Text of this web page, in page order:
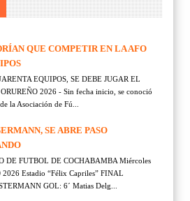
QUE COMPETIR EN LA AFO
EQUIPOS, SE DEBE JUGAR EL
2026 - Sin fecha inicio, se conoció
la Asociación de Fú...
SE ABRE PASO
DE FUTBOL DE COCHABAMBA Miércoles
2026 Estadio “Félix Capriles” FINAL
GOL: 6´ Matias Delg...